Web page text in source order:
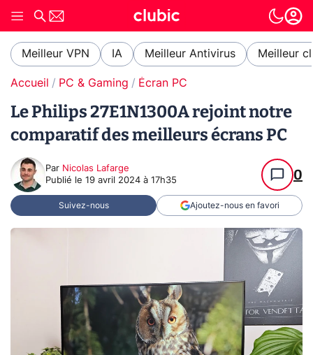
Meilleur VPN IA Meilleur Antivirus Meilleur
Accueil PC & Gaming Écran PC
Le Philips 27E1N1300A rejoint notre
comparatif des meilleurs écrans PC
Par Nicolas Lafarge
Publié le 19 avril 2024 à 17h35 0
Suivez-nous Ajoutez-nous en favori